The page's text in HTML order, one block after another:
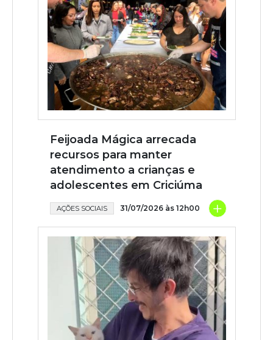
Feijoada Mágica arrecada
recursos para manter
atendimento a crianças e
adolescentes em Criciúma
AÇÕES SOCIAIS 31/07/2026 às 12h00 +